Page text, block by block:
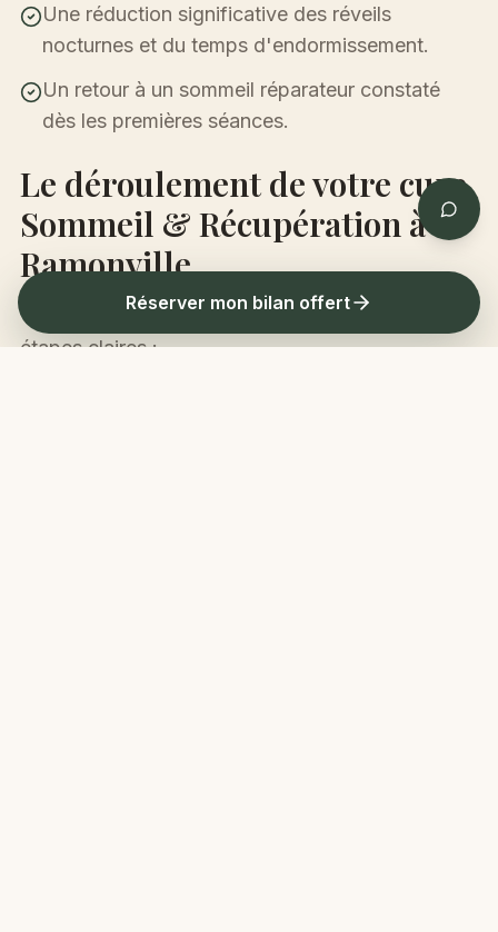
Une réduction significative des réveils
nocturnes et du temps d'endormissement.
Un retour à un sommeil réparateur constaté
dès les premières séances.
Le déroulement de votre cure
Sommeil & Récupération à
Ramonville
Votre accompagnement se déroule en trois
étapes claires :
Réserver mon bilan offert